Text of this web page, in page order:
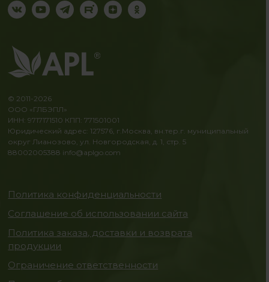
© 2011-2026
ООО «ГЛБЭПЛ»
ИНН: 9717171510 КПП: 771501001
Юридический адрес: 127576, г.Москва, вн.тер.г. муниципальный
округ Лианозово, ул. Новгородская, д. 1, стр. 5
88002005388 info@aplgo.com
Политика конфиденциальности
Соглашение об использовании сайта
Политика заказа, доставки и возврата
продукции
Ограничение ответственности